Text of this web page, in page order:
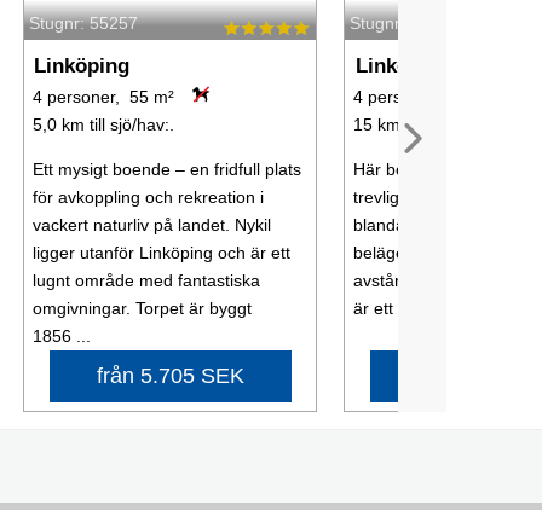
Stugnr: 55257
Linköping
4 personer, 55 m²
5,0 km till sjö/hav:.
Ett mysigt boende – en fridfull plats
för avkoppling och rekreation i
vackert naturliv på landet. Nykil
ligger utanför Linköping och är ett
lugnt område med fantastiska
omgivningar. Torpet är byggt
1856 ...
från 5.705 SEK
Stugnr: 45966
Linköping
4 personer, 100 m²
15 km till sjö/hav:.
Här bor du centralt i ett
trevligt radhus med
blandad stil, huset
beläget i Linköping och
avstånd från Gamla
är ett av Östergötlands